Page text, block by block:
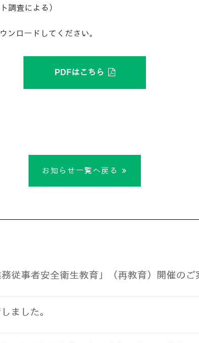
調査による）
ンロードしてください。
PDFはこちら
お知らせ一覧へ戻る
務従事者安全衛生教育」（再教育）開催のご
ました。